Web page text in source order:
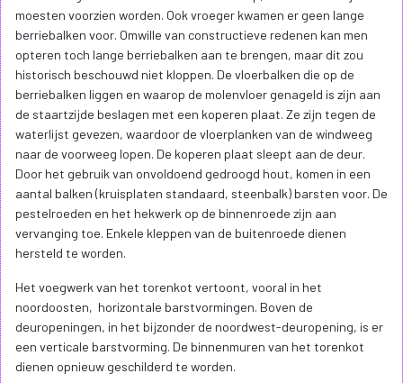
moesten voorzien worden. Ook vroeger kwamen er geen lange
berriebalken voor. Omwille van constructieve redenen kan men
opteren toch lange berriebalken aan te brengen, maar dit zou
historisch beschouwd niet kloppen. De vloerbalken die op de
berriebalken liggen en waarop de molenvloer genageld is zijn aan
de staartzijde beslagen met een koperen plaat. Ze zijn tegen de
waterlijst gevezen, waardoor de vloerplanken van de windweeg
naar de voorweeg lopen. De koperen plaat sleept aan de deur.
Door het gebruik van onvoldoend gedroogd hout, komen in een
aantal balken (kruisplaten standaard, steenbalk) barsten voor. De
pestelroeden en het hekwerk op de binnenroede zijn aan
vervanging toe. Enkele kleppen van de buitenroede dienen
hersteld te worden.
Het voegwerk van het torenkot vertoont, vooral in het
noordoosten, horizontale barstvormingen. Boven de
deuropeningen, in het bijzonder de noordwest-deuropening, is er
een verticale barstvorming. De binnenmuren van het torenkot
dienen opnieuw geschilderd te worden.